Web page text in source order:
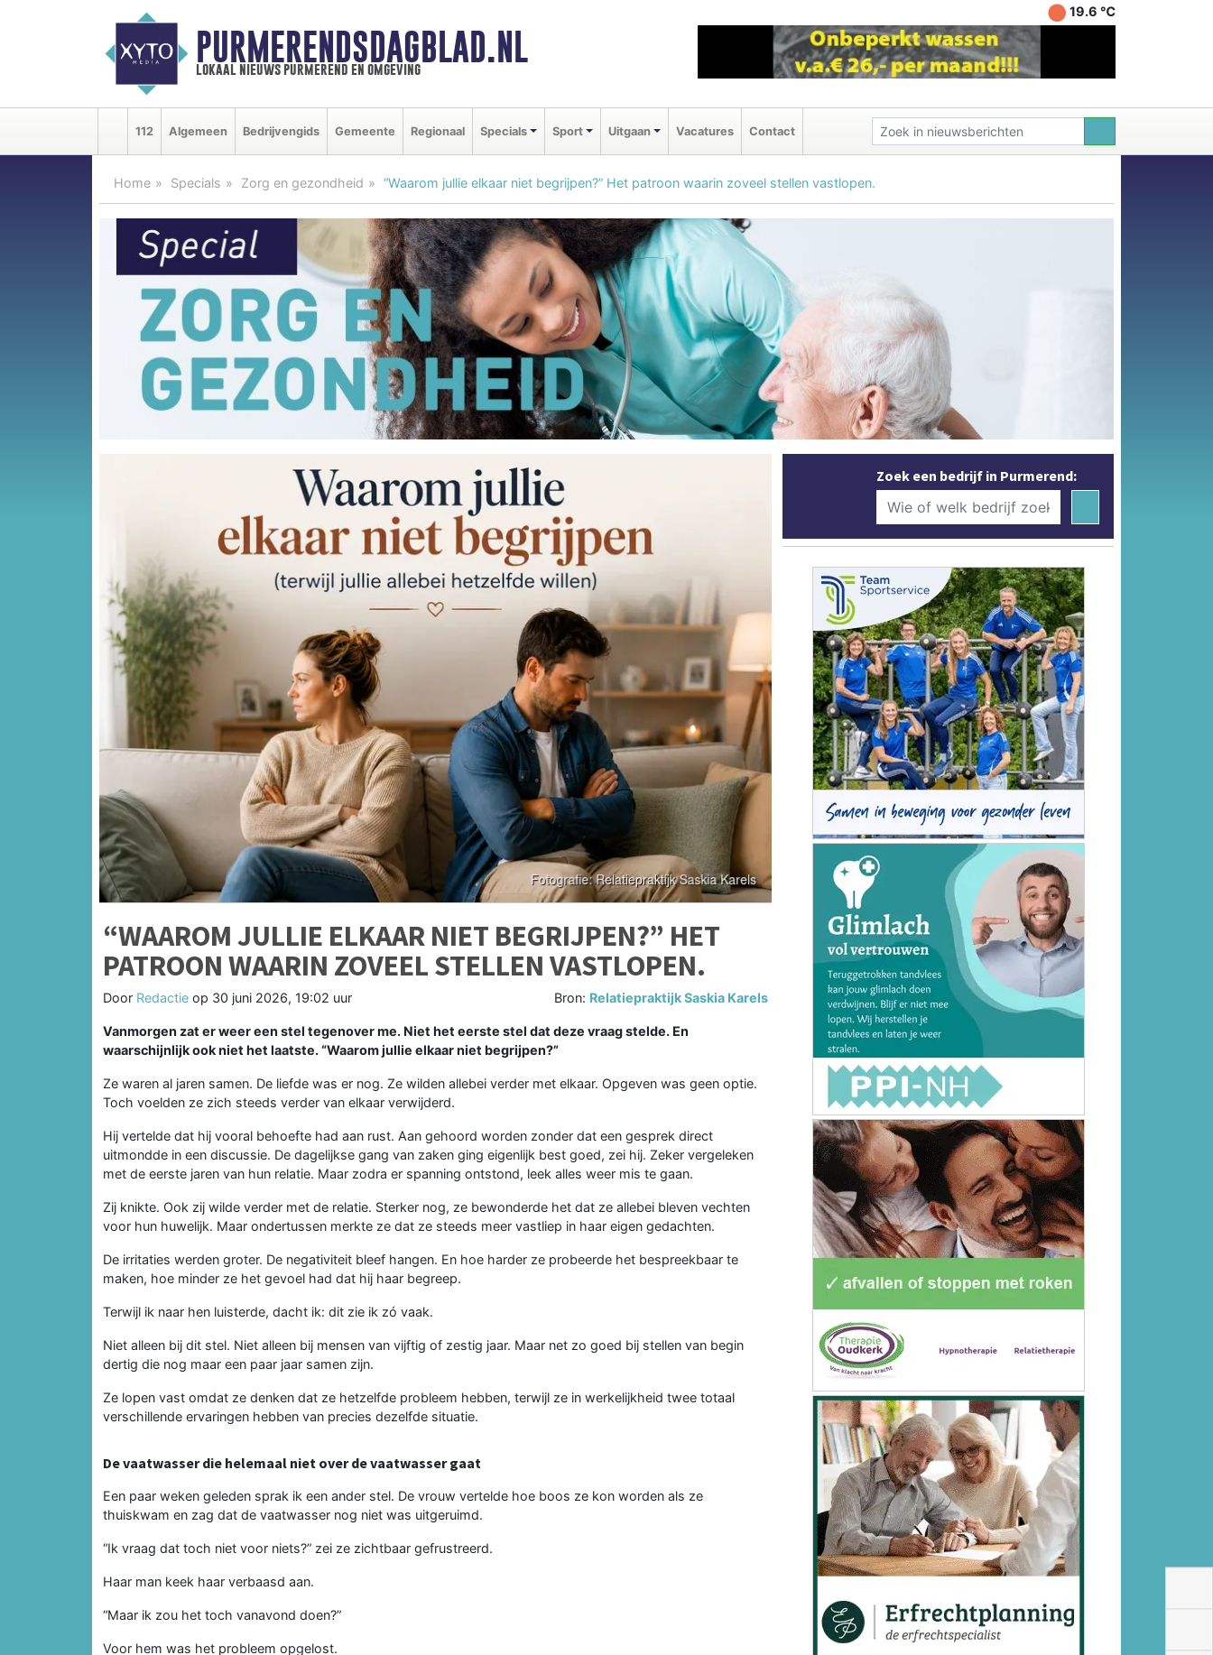
PURMERENDSDAGBLAD.NL
lokaal nieuws purmerend en omgeving
19.6 ℃
112 Algemeen Bedrijvengids Gemeente Regionaal Specials Sport Uitgaan Vacatures Contact
Home Specials Zorg en gezondheid “Waarom jullie elkaar niet begrijpen?” Het patroon waarin zoveel stellen vastlopen.
“WAAROM JULLIE ELKAAR NIET BEGRIJPEN?” HET
PATROON WAARIN ZOVEEL STELLEN VASTLOPEN.
Door Redactie op 30 juni 2026, 19:02 uur Bron: Relatiepraktijk Saskia Karels
Vanmorgen zat er weer een stel tegenover me. Niet het eerste stel dat deze vraag stelde. En
waarschijnlijk ook niet het laatste. “Waarom jullie elkaar niet begrijpen?”
Ze waren al jaren samen. De liefde was er nog. Ze wilden allebei verder met elkaar. Opgeven was geen optie.
Toch voelden ze zich steeds verder van elkaar verwijderd.
Hij vertelde dat hij vooral behoefte had aan rust. Aan gehoord worden zonder dat een gesprek direct
uitmondde in een discussie. De dagelijkse gang van zaken ging eigenlijk best goed, zei hij. Zeker vergeleken
met de eerste jaren van hun relatie. Maar zodra er spanning ontstond, leek alles weer mis te gaan.
Zij knikte. Ook zij wilde verder met de relatie. Sterker nog, ze bewonderde het dat ze allebei bleven vechten
voor hun huwelijk. Maar ondertussen merkte ze dat ze steeds meer vastliep in haar eigen gedachten.
De irritaties werden groter. De negativiteit bleef hangen. En hoe harder ze probeerde het bespreekbaar te
maken, hoe minder ze het gevoel had dat hij haar begreep.
Terwijl ik naar hen luisterde, dacht ik: dit zie ik zó vaak.
Niet alleen bij dit stel. Niet alleen bij mensen van vijftig of zestig jaar. Maar net zo goed bij stellen van begin
dertig die nog maar een paar jaar samen zijn.
Ze lopen vast omdat ze denken dat ze hetzelfde probleem hebben, terwijl ze in werkelijkheid twee totaal
verschillende ervaringen hebben van precies dezelfde situatie.
De vaatwasser die helemaal niet over de vaatwasser gaat
Een paar weken geleden sprak ik een ander stel. De vrouw vertelde hoe boos ze kon worden als ze
thuiskwam en zag dat de vaatwasser nog niet was uitgeruimd.
“Ik vraag dat toch niet voor niets?” zei ze zichtbaar gefrustreerd.
Haar man keek haar verbaasd aan.
“Maar ik zou het toch vanavond doen?”
Voor hem was het probleem opgelost.
Zoek een bedrijf in Purmerend: